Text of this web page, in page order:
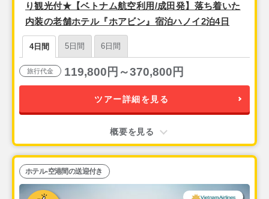
り観光付★【ベトナム航空利用/成田発】落ち着いた
内装の老舗ホテル『ホアビン』宿泊ハノイ2泊4日
4日間 5日間 6日間
旅行代金 119,800円～370,800円
ツアー詳細を見る
概要を見る
ホテル-空港間の送迎付き